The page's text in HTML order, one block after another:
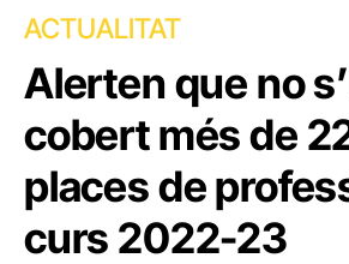
ACTUALITAT
Alerten que no
cobert més de
places de
curs 2022-23